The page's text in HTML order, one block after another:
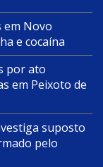
em Novo
e cocaína
por ato
em Peixoto de
suposto
pelo